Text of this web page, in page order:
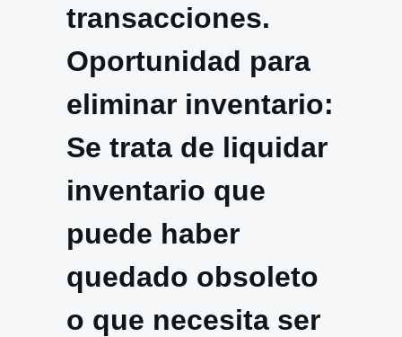
transacciones.
Oportunidad para
eliminar inventario:
Se trata de liquidar
inventario que
puede haber
quedado obsoleto
o que necesita ser